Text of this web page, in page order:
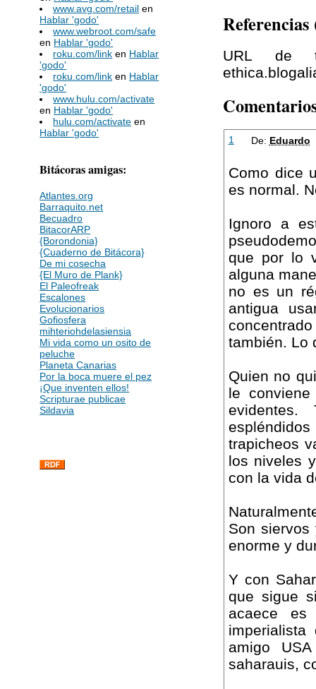
www.avg.com/retail en
Hablar 'godo'
www.webroot.com/safe
en Hablar 'godo'
roku.com/link en Hablar
'godo'
roku.com/link en Hablar
'godo'
www.hulu.com/activate
en Hablar 'godo'
hulu.com/activate en
Hablar 'godo'
Bitácoras amigas:
Atlantes.org
Barraquito.net
Becuadro
BitacorARP
{Borondonia}
{Cuaderno de Bitácora}
De mi cosecha
{El Muro de Plank}
El Paleofreak
Escalones
Evolucionarios
Gofiosfera
mihteriohdelasiensia
Mi vida como un osito de
peluche
Planeta Canarias
Por la boca muere el pez
¡Que inventen ellos!
Scripturae publicae
Sildavia
URL de
1 De: Eduardo
Como dice
es normal.
Ignoro a
que por lo
alguna
no es un
antigua
también. Lo
Quien no
le
trapicheos
los niveles
con la vida
Son
enorme y
Y con
que sigue
acaece
amigo
saharauis,